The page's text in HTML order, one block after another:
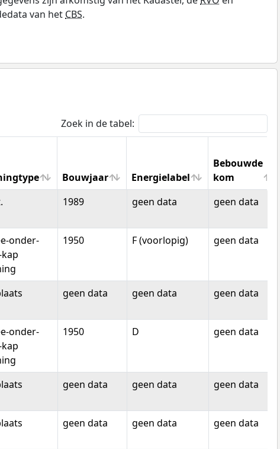
van het CBS.
Zoek in de tabel:
Bouwjaar Energielabel
Bebouwde
kom
Bouwjaar Energielabel
Bebouwde
kom
1989 geen data geen data
onder-
1950 F (voorlopig) geen data
geen data geen data geen data
onder-
1950 D geen data
geen data geen data geen data
geen data geen data geen data